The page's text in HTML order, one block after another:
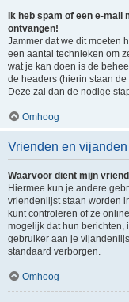
Ik heb spam of een e-
ontvangen!
Jammer dat we dit moeten
een aantal technieken om
wat je kan doen is de
de headers (hierin staan
Deze zal dan de nodige
Omhoog
Vrienden en vijanden
Waarvoor dient mijn
Hiermee kun je andere
vriendenlijst staan worden
kunt controleren of ze
mogelijk dat hun berichten,
gebruiker aan je
standaard verborgen.
Omhoog